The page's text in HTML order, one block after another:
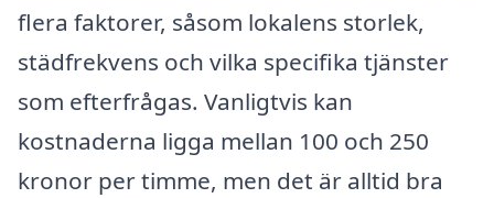
flera faktorer, såsom lokalens storlek,
städfrekvens och vilka specifika tjänster
som efterfrågas. Vanligtvis kan
kostnaderna ligga mellan 100 och 250
kronor per timme, men det är alltid bra